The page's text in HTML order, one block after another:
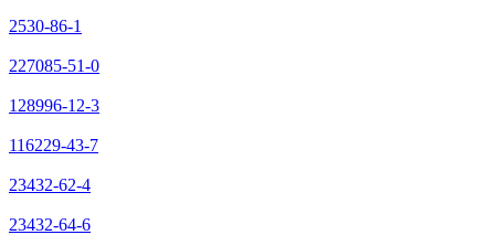
2530-86-1
227085-51-0
128996-12-3
116229-43-7
23432-62-4
23432-64-6